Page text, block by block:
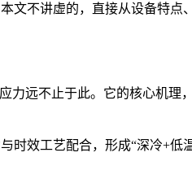
不讲虚的，直接从设备特
远不止于此。它的核心机
效工艺配合，形成“深冷+